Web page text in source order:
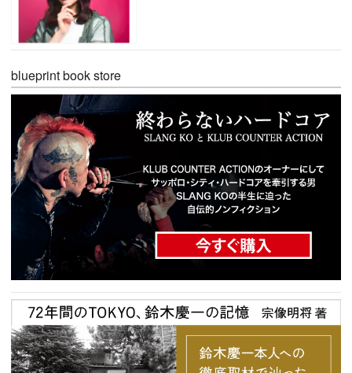
blueprint book store